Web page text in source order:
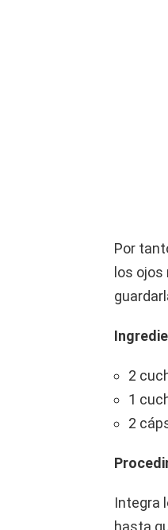
Por
los
2
1
2
Integra
hasta